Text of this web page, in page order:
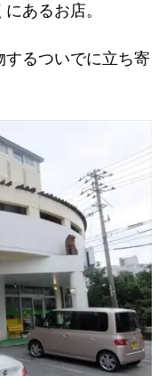
あるお店。
るついでに立ち寄